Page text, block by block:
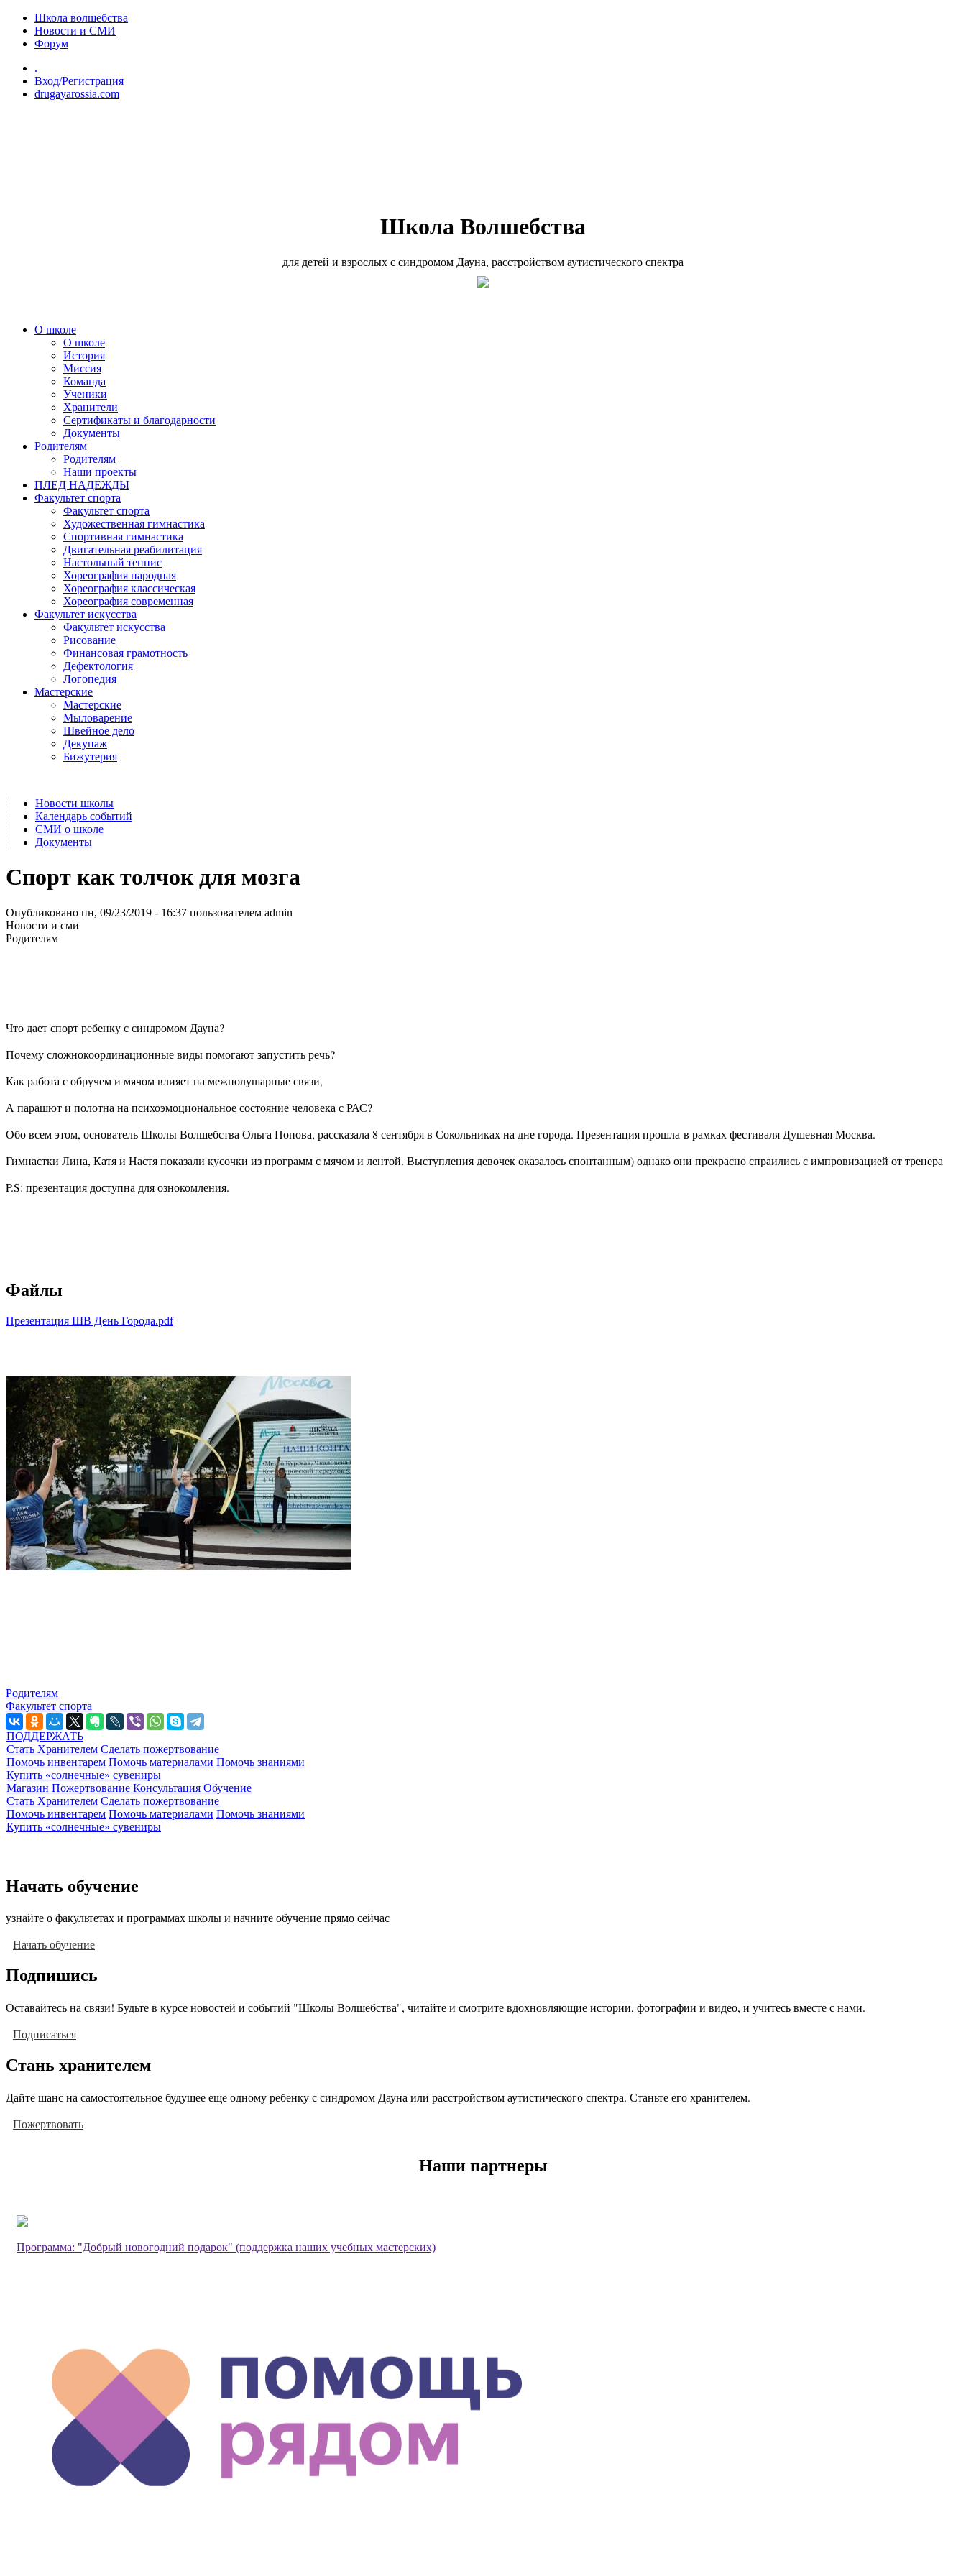
Перейти к основному содержанию
Школа волшебства
Новости и СМИ
Форум
.
Вход/Регистрация
drugayarossia.com
Школа Волшебства
для детей и взрослых с синдромом Дауна, расстройством аутистического спектра
О школе
О школе
История
Миссия
Команда
Ученики
Хранители
Сертификаты и благодарности
Документы
Родителям
Родителям
Наши проекты
ПЛЕД НАДЕЖДЫ
Факультет спорта
Факультет спорта
Художественная гимнастика
Спортивная гимнастика
Двигательная реабилитация
Настольный теннис
Хореография народная
Хореография классическая
Хореография современная
Факультет искусства
Факультет искусства
Рисование
Финансовая грамотность
Дефектология
Логопедия
Мастерские
Мастерские
Мыловарение
Швейное дело
Декупаж
Бижутерия
Новости школы
Календарь событий
СМИ о школе
Документы
Спорт как толчок для мозга
Опубликовано пн, 09/23/2019 - 16:37 пользователем admin
Новости и сми
Родителям
Что дает спорт ребенку с синдромом Дауна?
Почему сложнокоординационные виды помогают запустить речь?
Как работа с обручем и мячом влияет на межполушарные связи,
А парашют и полотна на психоэмоциональное состояние человека с РАС?
Обо всем этом, основатель Школы Волшебства Ольга Попова, рассказала 8 сентября в Сокольниках на дне города. Презентация прошла в рамках фестиваля Душевная Москва.
Гимнастки Лина, Катя и Настя показали кусочки из программ с мячом и лентой. Выступления девочек оказалось спонтанным) однако они прекрасно спраились с импровизацией от тренера
P.S: презентация доступна для ознокомления.
Файлы
Презентация ШВ День Города.pdf
Родителям
Факультет спорта
ПОДДЕРЖАТЬ
Стать Хранителем Сделать пожертвование
Помочь инвентарем Помочь материалами Помочь знаниями
Купить «солнечные» сувениры
Магазин Пожертвование Консультация Обучение
Стать Хранителем Сделать пожертвование
Помочь инвентарем Помочь материалами Помочь знаниями
Купить «солнечные» сувениры
Начать обучение
узнайте о факультетах и программах школы и начните обучение прямо сейчас
Начать обучение
Подпишись
Оставайтесь на связи! Будьте в курсе новостей и событий "Школы Волшебства", читайте и смотрите вдохновляющие истории, фотографии и видео, и учитесь вместе с нами.
Подписаться
Стань хранителем
Дайте шанс на самостоятельное будущее еще одному ребенку с синдромом Дауна или расстройством аутистического спектра. Станьте его хранителем.
Пожертвовать
Наши партнеры
Программа: "Добрый новогодний подарок" (поддержка наших учебных мастерских)